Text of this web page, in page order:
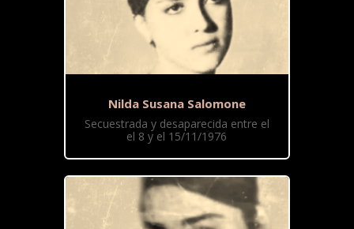
Nilda Susana Salomone
Secuestrada y desaparecida entre el
el 8 y el 15/11/1976